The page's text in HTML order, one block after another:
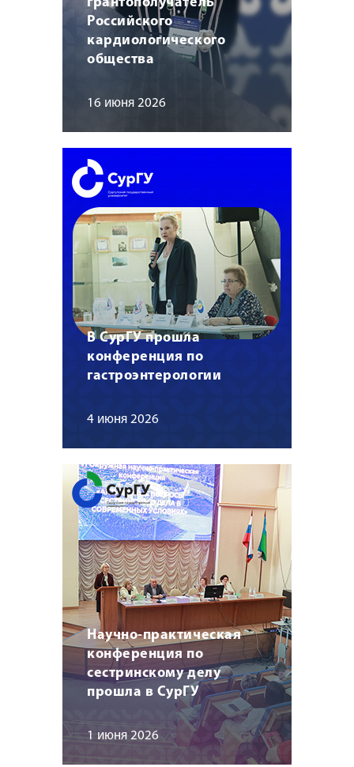
Российского
кардиологического
общества
16 июня 2026
В СурГУ прошла
конференция по
гастроэнтерологии
4 июня 2026
Научно-практическая
конференция по
сестринскому делу
прошла в СурГУ
1 июня 2026